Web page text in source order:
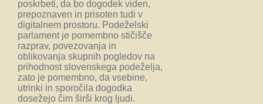
poskrbeti, da bo dogodek viden,
prepoznaven in prisoten tudi v
digitalnem prostoru. Podeželski
parlament je pomembno stičišče
razprav, povezovanja in
oblikovanja skupnih pogledov na
prihodnost slovenskega podeželja,
zato je pomembno, da vsebine,
utrinki in sporočila dogodka
dosežejo čim širši krog ljudi.